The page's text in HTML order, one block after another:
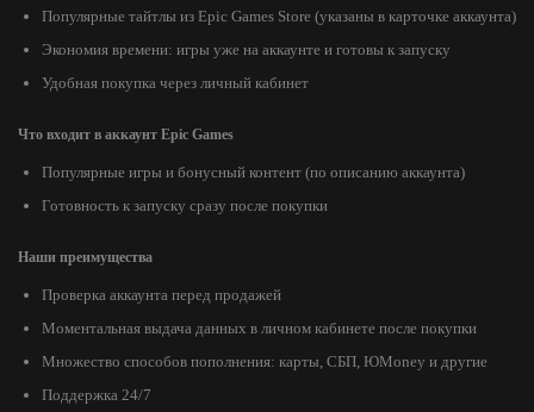
Популярные тайтлы из Epic Games Store (указаны в карточке аккаунта)
Экономия времени: игры уже на аккаунте и готовы к запуску
Удобная покупка через личный кабинет
Что входит в аккаунт Epic Games
Популярные игры и бонусный контент (по описанию аккаунта)
Готовность к запуску сразу после покупки
Наши преимущества
Проверка аккаунта перед продажей
Моментальная выдача данных в личном кабинете после покупки
Множество способов пополнения: карты, СБП, ЮMoney и другие
Поддержка 24/7